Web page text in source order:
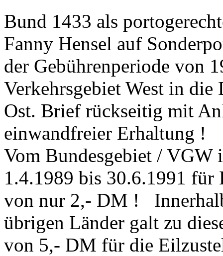
Bund 1433 als
Fanny Hensel auf
der Gebührenperiode von
Verkehrsgebiet West in
Ost. Brief rückseitig mit
einwandfreier Erhaltung !
Vom Bundesgebiet /
1.4.1989 bis 30.6.1991
von nur 2,- DM !
übrigen Länder galt zu
von 5,- DM für die